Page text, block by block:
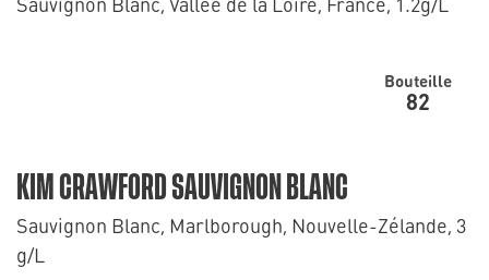
Bouteille
82
KIM CRAWFORD SAUVIGNON BLANC
Sauvignon Blanc, Marlborough, Nouvelle-Zélande, 3
g/L